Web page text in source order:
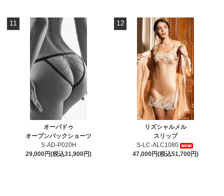
11
オーバドゥ
オープンバックショーツ
S-AD-P020H
29,000円(税込31,900円)
12
リズシャルメル
スリップ
S-LC-ALC1080
47,000円(税込51,700円)